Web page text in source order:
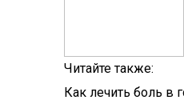
Читайте также:
Как лечить боль в